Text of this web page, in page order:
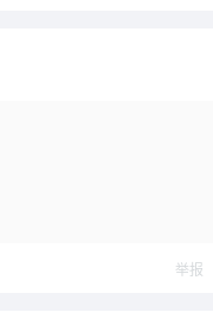
举报